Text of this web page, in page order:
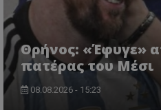
Θρήνος: «Έφυγε»
πατέρας του Μέσι
08.08.2026 - 15:23